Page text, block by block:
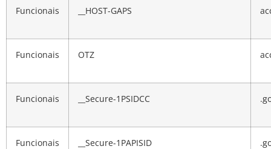
Funcionais __HOST-GAPS
Funcionais OTZ
Funcionais __Secure-1PSIDCC
Funcionais __Secure-1PAPISID